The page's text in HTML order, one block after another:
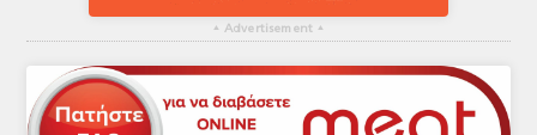
▴ Advertisement ▴